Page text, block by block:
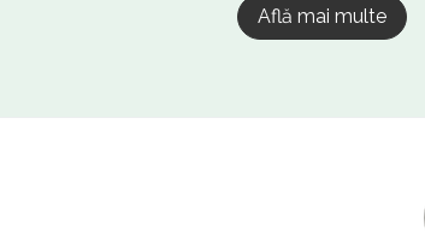
Află mai multe